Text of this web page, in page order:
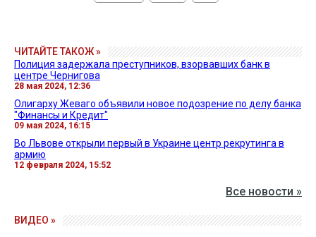
ЧИТАЙТЕ ТАКОЖ »
Полиция задержала преступников, взорвавших банк в
центре Чернигова
28 мая 2024, 12:36
Олигарху Жеваго объявили новое подозрение по делу банка
"Финансы и Кредит"
09 мая 2024, 16:15
Во Львове открыли первый в Украине центр рекрутинга в
армию
12 февраля 2024, 15:52
Все новости »
ВИДЕО »